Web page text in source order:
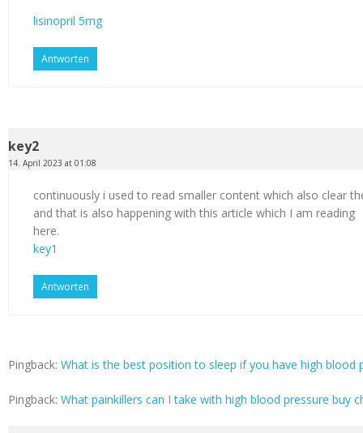
lisinopril 5mg
Antworten
key2
14. April 2023 at 01:08
continuously i used to read smaller content which also clear
and that is also happening with this article which I am reading
here.
key1
Antworten
Pingback: What is the best position to sleep if you have high blood
Pingback: What painkillers can I take with high blood pressure buy